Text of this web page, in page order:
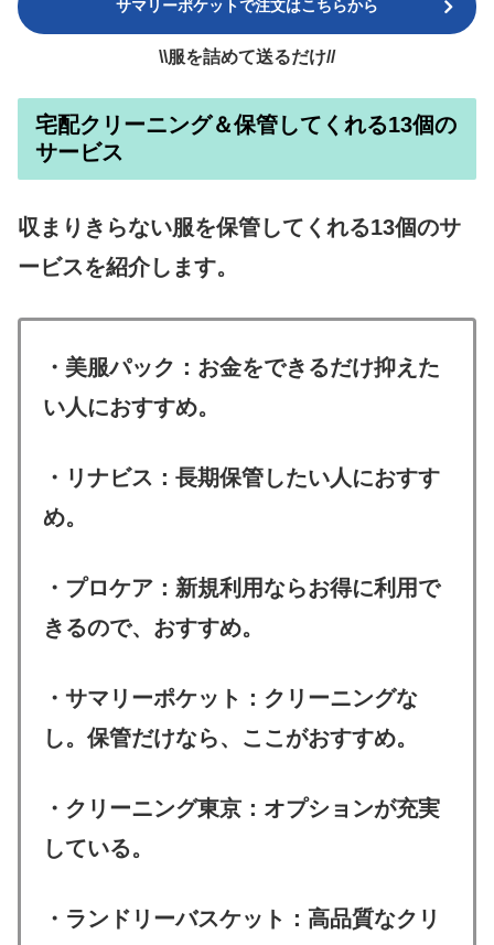
サマリーポケットで注文はこちらから
\\服を詰めて送るだけ//
宅配クリーニング＆保管してくれる13個の
サービス
収まりきらない服を保管してくれる13個のサ
ービスを紹介します。
・美服パック：お金をできるだけ抑えた
い人におすすめ。
・リナビス：長期保管したい人におすす
め。
・プロケア：新規利用ならお得に利用で
きるので、おすすめ。
・サマリーポケット：クリーニングな
し。保管だけなら、ここがおすすめ。
・クリーニング東京：オプションが充実
している。
・ランドリーバスケット：高品質なクリ